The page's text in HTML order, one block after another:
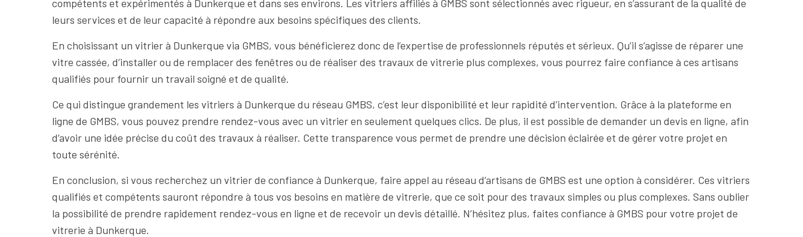
compétents et expérimentés à Dunkerque et dans ses environs. Les vitriers affiliés à GMBS sont sélectionnés avec rigueur, en s’assurant de la qualité de
leurs services et de leur capacité à répondre aux besoins spécifiques des clients.
En choisissant un vitrier à Dunkerque via GMBS, vous bénéficierez donc de l’expertise de professionnels réputés et sérieux. Qu’il s’agisse de réparer une
vitre cassée, d’installer ou de remplacer des fenêtres ou de réaliser des travaux de vitrerie plus complexes, vous pourrez faire confiance à ces artisans
qualifiés pour fournir un travail soigné et de qualité.
Ce qui distingue grandement les vitriers à Dunkerque du réseau GMBS, c’est leur disponibilité et leur rapidité d’intervention. Grâce à la plateforme en
ligne de GMBS, vous pouvez prendre rendez-vous avec un vitrier en seulement quelques clics. De plus, il est possible de demander un devis en ligne, afin
d’avoir une idée précise du coût des travaux à réaliser. Cette transparence vous permet de prendre une décision éclairée et de gérer votre projet en
toute sérénité.
En conclusion, si vous recherchez un vitrier de confiance à Dunkerque, faire appel au réseau d’artisans de GMBS est une option à considérer. Ces vitriers
qualifiés et compétents sauront répondre à tous vos besoins en matière de vitrerie, que ce soit pour des travaux simples ou plus complexes. Sans oublier
la possibilité de prendre rapidement rendez-vous en ligne et de recevoir un devis détaillé. N’hésitez plus, faites confiance à GMBS pour votre projet de
vitrerie à Dunkerque.